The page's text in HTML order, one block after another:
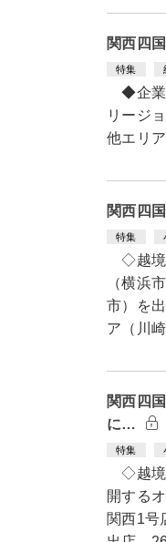
関西四
特集
◆企業
リージ
他エリ
関西四
特集
◇越境
（横浜
市）を
ア（川
関西四
に…
特集
◇越境
開する
関西1号